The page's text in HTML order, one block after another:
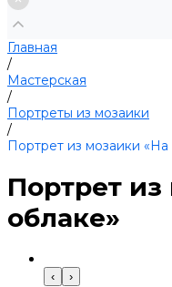
Главная
/
Мастерская
/
Портреты из мозаики
/
Портрет из мозаики «На
Портрет
облаке»
‹ ›